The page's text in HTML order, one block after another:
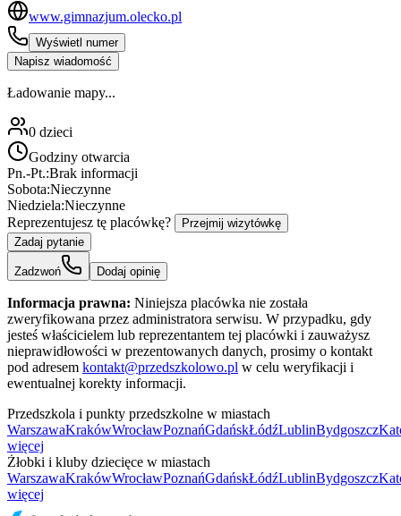
www.gimnazjum.olecko.pl
Wyświetl numer
Napisz wiadomość
Ładowanie mapy...
0 dzieci
Godziny otwarcia
Pn.-Pt.:Brak informacji
Sobota:Nieczynne
Niedziela:Nieczynne
Reprezentujesz tę placówkę?
Przejmij wizytówkę
Zadaj pytanie
Zadzwoń Dodaj opinię
Informacja prawna: Niniejsza placówka nie została
zweryfikowana przez administratora serwisu. W przypadku, gdy
jesteś właścicielem lub reprezentantem tej placówki i zauważysz
nieprawidłowości w prezentowanych danych, prosimy o kontakt
pod adresem kontakt@przedszkolowo.pl w celu weryfikacji i
ewentualnej korekty informacji.
Przedszkola i punkty przedszkolne w miastach
WarszawaKrakówWrocławPoznańGdańskŁódźLublinBydgoszcz
więcej
Żłobki i kluby dziecięce w miastach
WarszawaKrakówWrocławPoznańGdańskŁódźLublinBydgoszcz
więcej